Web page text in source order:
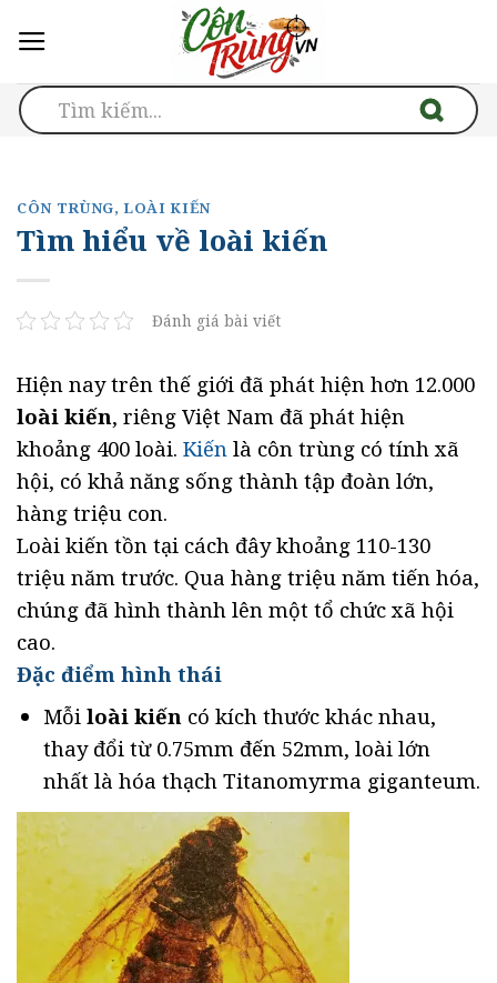
content
CÔN TRÙNG,LOÀI KIẾN
Tìm hiểu về loài kiến
Đánh giá bài viết
Hiện nay trên thế giới đã phát hiện hơn 12.000
loài kiến, riêng Việt Nam đã phát hiện
khoảng 400 loài. Kiến là côn trùng có tính xã
hội, có khả năng sống thành tập đoàn lớn,
hàng triệu con.
Loài kiến tồn tại cách đây khoảng 110-130
triệu năm trước. Qua hàng triệu năm tiến hóa,
chúng đã hình thành lên một tổ chức xã hội
cao.
Đặc điểm hình thái
Mỗi loài kiếncó kích thước khác nhau,
thay đổi từ 0.75mm đến 52mm, loài lớn
nhất là hóa thạch Titanomyrma giganteum.